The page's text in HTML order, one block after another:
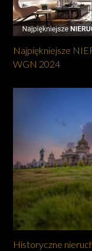
Najpiękniejsze
WGN 2024
Historyczne